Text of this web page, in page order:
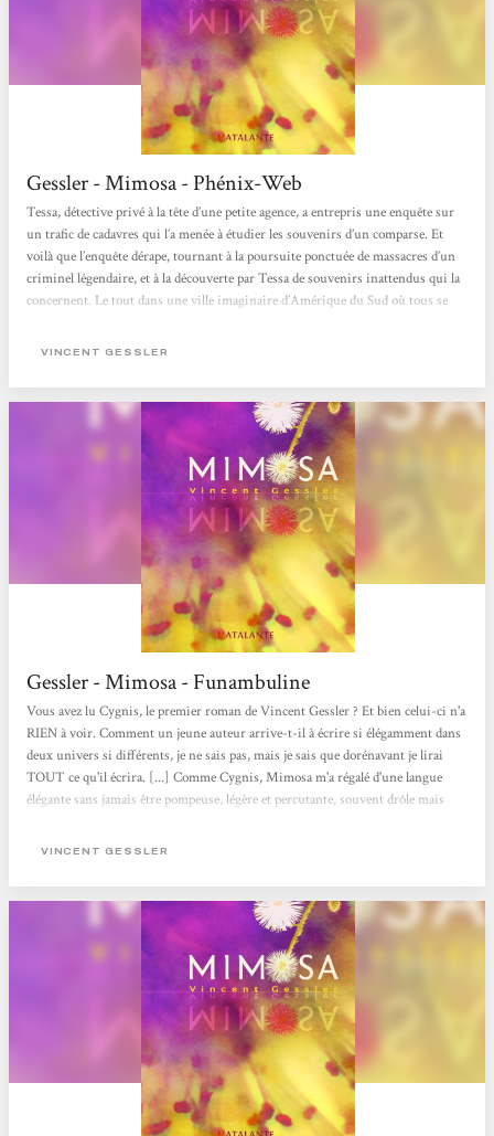
Gessler - Mimosa - Phénix-Web
Tessa, détective privé à la tête d’une petite agence, a entrepris une enquête sur
un trafic de cadavres qui l’a menée à étudier les souvenirs d’un comparse. Et
voilà que l’enquête dérape, tournant à la poursuite ponctuée de massacres d’un
criminel légendaire, et à la découverte par Tessa de souvenirs inattendus qui la
concernent. Le tout dans une ville imaginaire d’Amérique du Sud où tous se
l’auteur de présenter...
VINCENT GESSLER
Gessler - Mimosa - Funambuline
Vous avez lu Cygnis, le premier roman de Vincent Gessler ? Et bien celui-ci n'a
RIEN à voir. Comment un jeune auteur arrive-t-il à écrire si élégamment dans
deux univers si différents, je ne sais pas, mais je sais que dorénavant je lirai
TOUT ce qu'il écrira. [...] Comme Cygnis, Mimosa m'a régalé d'une langue
élégante sans jamais être pompeuse, légère et percutante, souvent drôle mais
paragraphes philosophiques, j'ai rarement lu un roman formellement aussi
VINCENT GESSLER